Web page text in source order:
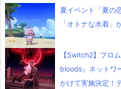
夏イベント「夏の
「オトナな水着」
【Switch2】フロ
bloods』ネットワ
かけて実施決定！